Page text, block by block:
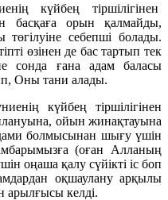
күйбең тіршілігінен
басқаға орын қалмайды,
себепші болады.
өзінен де бас тартып тек
сонда ғана адам баласы
Оны тани алады.
күйбең тіршілігінен
ойын жинақтауына
болмысынан шығу үшін
(оған Алланың
оңаша қалу сүйікті іс боп
оқшаулану арқылы
арылғысы келді.